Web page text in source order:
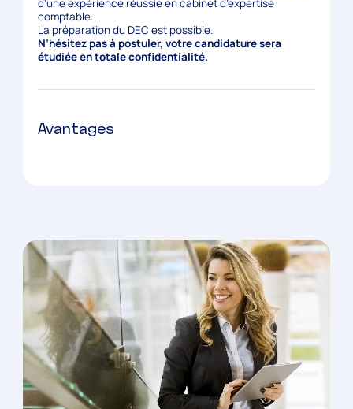
d’une expérience réussie en cabinet d’expertise
comptable.
La préparation du DEC est possible.
N’hésitez pas à postuler, votre candidature sera
étudiée en totale confidentialité.
Avantages